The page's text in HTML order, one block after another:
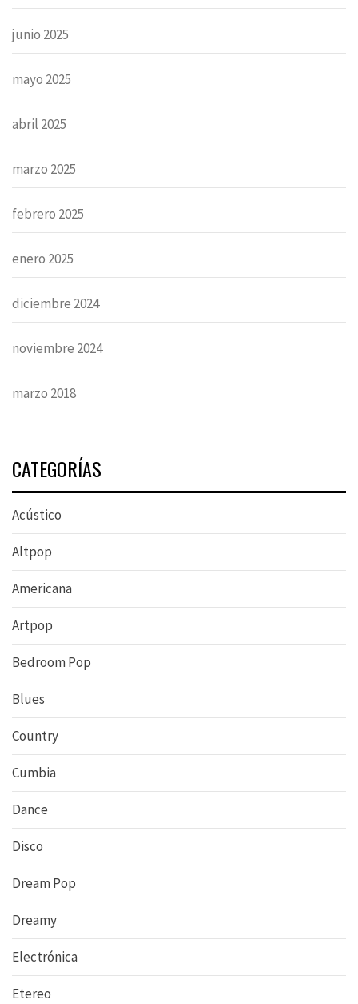
junio 2025
mayo 2025
abril 2025
marzo 2025
febrero 2025
enero 2025
diciembre 2024
noviembre 2024
marzo 2018
CATEGORÍAS
Acústico
Altpop
Americana
Artpop
Bedroom Pop
Blues
Country
Cumbia
Dance
Disco
Dream Pop
Dreamy
Electrónica
Etereo